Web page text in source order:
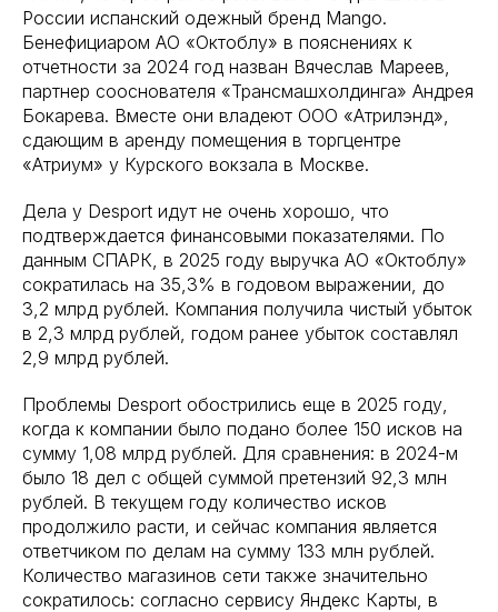
России испанский одежный бренд Mango.
Бенефициаром АО «Октоблу» в пояснениях к
отчетности за 2024 год назван Вячеслав Мареев,
партнер сооснователя «Трансмашхолдинга» Андрея
Бокарева. Вместе они владеют ООО «Атрилэнд»,
сдающим в аренду помещения в торгцентре
«Атриум» у Курского вокзала в Москве.
Дела у Desport идут не очень хорошо, что
подтверждается финансовыми показателями. По
данным СПАРК, в 2025 году выручка АО «Октоблу»
сократилась на 35,3% в годовом выражении, до
3,2 млрд рублей. Компания получила чистый убыток
в 2,3 млрд рублей, годом ранее убыток составлял
2,9 млрд рублей.
Проблемы Desport обострились еще в 2025 году,
когда к компании было подано более 150 исков на
сумму 1,08 млрд рублей. Для сравнения: в 2024-м
было 18 дел с общей суммой претензий 92,3 млн
рублей. В текущем году количество исков
продолжило расти, и сейчас компания является
ответчиком по делам на сумму 133 млн рублей.
Количество магазинов сети также значительно
сократилось: согласно сервису Яндекс Карты, в